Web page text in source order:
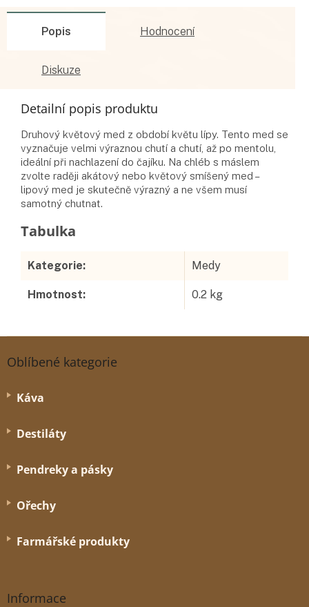
Popis Hodnocení
Diskuze
Detailní popis produktu
Druhový květový med z období květu lípy. Tento med se
vyznačuje velmi výraznou chutí a chutí, až po mentolu,
ideální při nachlazení do čajíku. Na chléb s máslem
zvolte raději akátový nebo květový smíšený med –
lipový med je skutečně výrazný a ne všem musí
samotný chutnat.
Kategorie: Medy
Hmotnost: 0.2 kg
Oblíbené kategorie
Káva
Destiláty
Pendreky a pásky
Ořechy
Farmářské produkty
Informace